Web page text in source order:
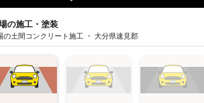
の施工・塗装
の土間コンクリート施工 ・ 大分県速見郡